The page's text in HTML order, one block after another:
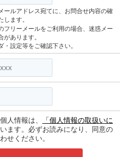
ールアドレス宛てに、お問合せ内容の確
します。
フリーメールをご利用の場合、迷惑メー
があります。
・設定等をご確認下さい。
人情報は、
「個人情報の取扱いに
ます。必ずお読みになり、同意の
せください。